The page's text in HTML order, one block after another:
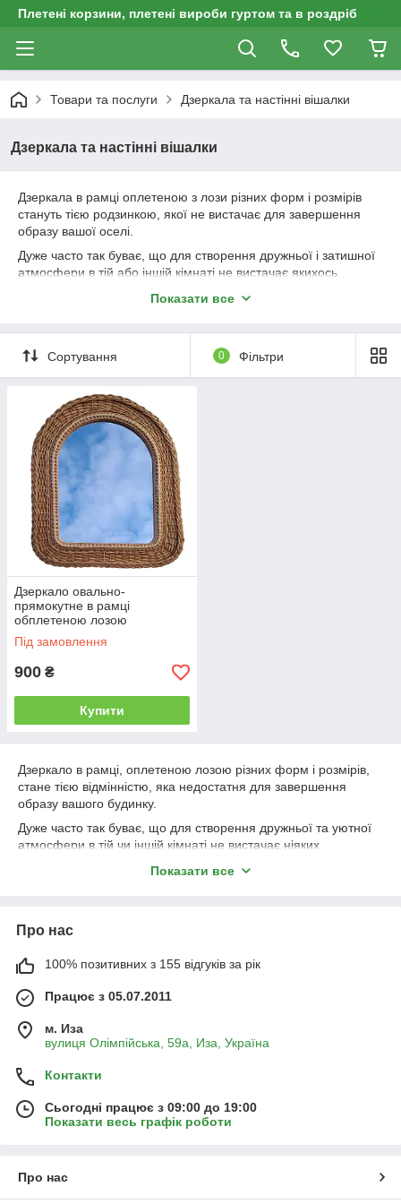
Плетені корзини, плетені вироби гуртом та в роздріб
Товари та послуги Дзеркала та настінні вішалки
Дзеркала та настінні вішалки
Дзеркала в рамці оплетеною з лози різних форм і розмірів
стануть тією родзинкою, якої не вистачає для завершення
образу вашої оселі.
Дуже часто так буває, що для створення дружньої і затишної
атмосфери в тій або іншій кімнаті не вистачає якихось
допомогу плетені меблі, зокрема дзеркала в рамці
Купити дзеркало в рамці оплетенной з лози і подарувати
можна на будь-яку подію, будь то день народження або
ювілей. Таке дзеркало буде постійно символізувати
відпочинок, тепло і сонце, а завдяки використанню
природних матеріалів, такий елемент декору, як дзеркало у
цікавій окантовці, буде довговічним і зручним в експлуатації.
Завдяки гнучкості і податливості вербової лози, можна
створювати будь-яку форму і розмір.
Показати все
Сортування 0 Фільтри
Дзеркало овально-
прямокутне в рамці
обплетеною лозою
Під замовлення
900 ₴
Купити
Дзеркало в рамці, оплетеною лозою різних форм і розмірів,
стане тією відмінністю, яка недостатня для завершення
образу вашого будинку.
Дуже часто так буває, що для створення дружньої та уютної
атмосфери в тій чи іншій кімнаті не вистачає ніяких
допомогу плетені меблі, зокрема, дзеркала у рамці
подарувати на будь-яку подію, будь то день народження або
відпочинок, тепло та сонце, а завдяки використанню
природніх матеріалів, такий елемент декору, як дзеркало у
цікавій окантовці, буде довговічним і зручним в експлуатації.
Завдяки гнучкості та податливості івової лози, можна
створити будь-яку форму і розмір.
Показати все
Про нас
100% позитивних з 155 відгуків за рік
Працює з 05.07.2011
м. Иза
вулиця Олімпійська, 59а, Иза, Україна
Контакти
Сьогодні працює з 09:00 до 19:00
Показати весь графік роботи
Про нас